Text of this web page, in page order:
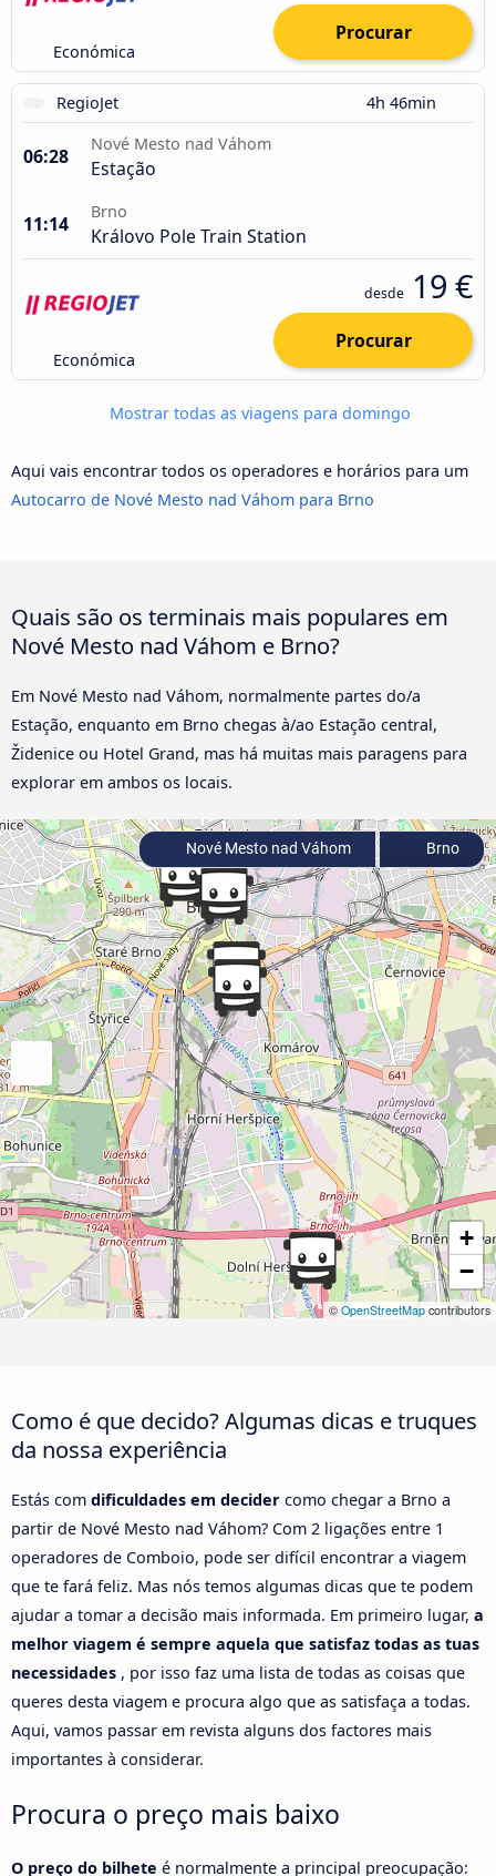
Económica
Procurar
RegioJet 4h 46min
06:28
Nové Mesto nad Váhom
Estação
11:14
Brno
Královo Pole Train Station
Económica
desde 19 €
Procurar
Mostrar todas as viagens para domingo
Aqui vais encontrar todos os operadores e horários para um
Autocarro de Nové Mesto nad Váhom para Brno
Quais são os terminais mais populares em
Nové Mesto nad Váhom e Brno?
Em Nové Mesto nad Váhom, normalmente partes do/a
Estação, enquanto em Brno chegas à/ao Estação central,
Židenice ou Hotel Grand, mas há muitas mais paragens para
explorar em ambos os locais.
+
−
©OpenStreetMap contributors
Nové Mesto nad Váhom Brno
Como é que decido? Algumas dicas e truques
da nossa experiência
Estás com dificuldades em decider como chegar a Brno a
partir de Nové Mesto nad Váhom? Com 2 ligações entre 1
operadores de Comboio, pode ser difícil encontrar a viagem
que te fará feliz. Mas nós temos algumas dicas que te podem
ajudar a tomar a decisão mais informada. Em primeiro lugar, a
melhor viagem é sempre aquela que satisfaz todas as tuas
necessidades , por isso faz uma lista de todas as coisas que
queres desta viagem e procura algo que as satisfaça a todas.
Aqui, vamos passar em revista alguns dos factores mais
importantes à considerar.
Procura o preço mais baixo
O preço do bilhete é normalmente a principal preocupação: